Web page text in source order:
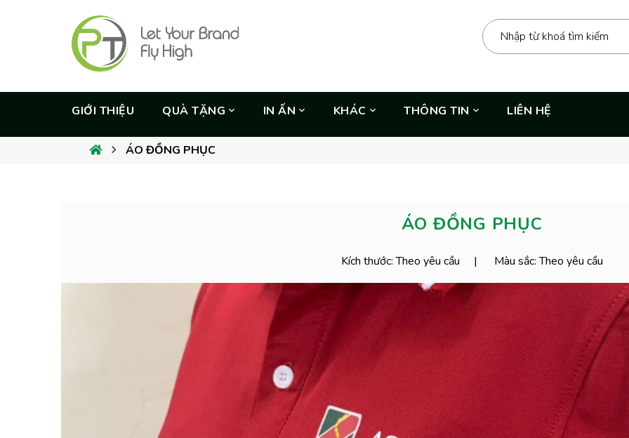
GIỚI THIỆU QUÀ TẶNG IN ẤN KHÁC THÔNG TIN LIÊN HỆ
ÁO ĐỒNG PHỤC
ÁO ĐỒNG PHỤC
Kích thước: Theo yêu cầu Màu sắc: Theo yêu cầu